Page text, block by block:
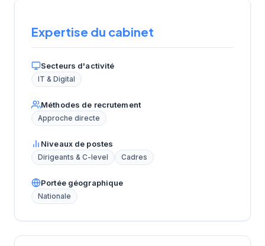
Expertise du cabinet
Secteurs d'activité
IT & Digital
Méthodes de recrutement
Approche directe
Niveaux de postes
Dirigeants & C-level Cadres
Portée géographique
Nationale